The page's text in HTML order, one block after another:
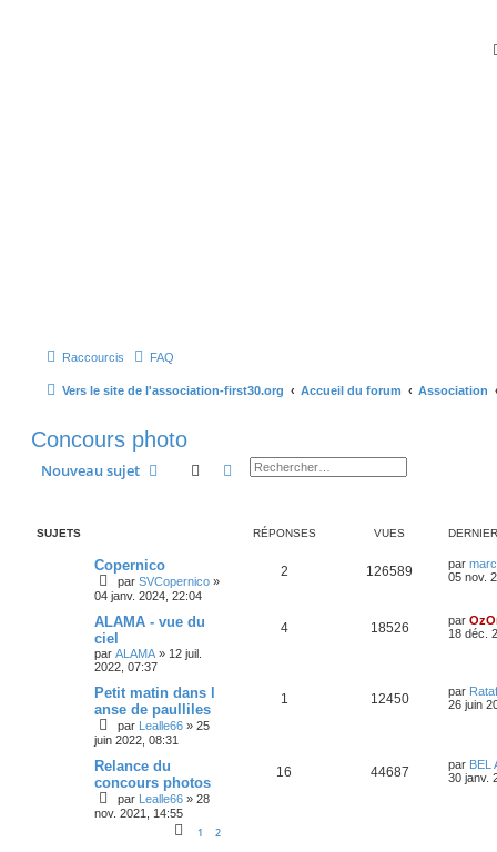
Raccourcis FAQ
Vers le site de l'association-first30.org Accueil du forum Association
Concours photo
Nouveau sujet RechercherRecherche avancée
SUJETS RÉPONSES VUES
Copernico
par SVCopernico »
04 janv. 2024, 22:04
2 126589 par
05 nov.
ALAMA - vue du
ciel
par ALAMA » 12 juil.
2022, 07:37
4 18526 par
18 déc.
Petit matin dans l
anse de paulliles
par Lealle66 » 25
juin 2022, 08:31
1 12450 par
26 juin
Relance du
concours photos
par Lealle66 » 28
nov. 2021, 14:55
1 2
16 44687 par BEL
30 janv.